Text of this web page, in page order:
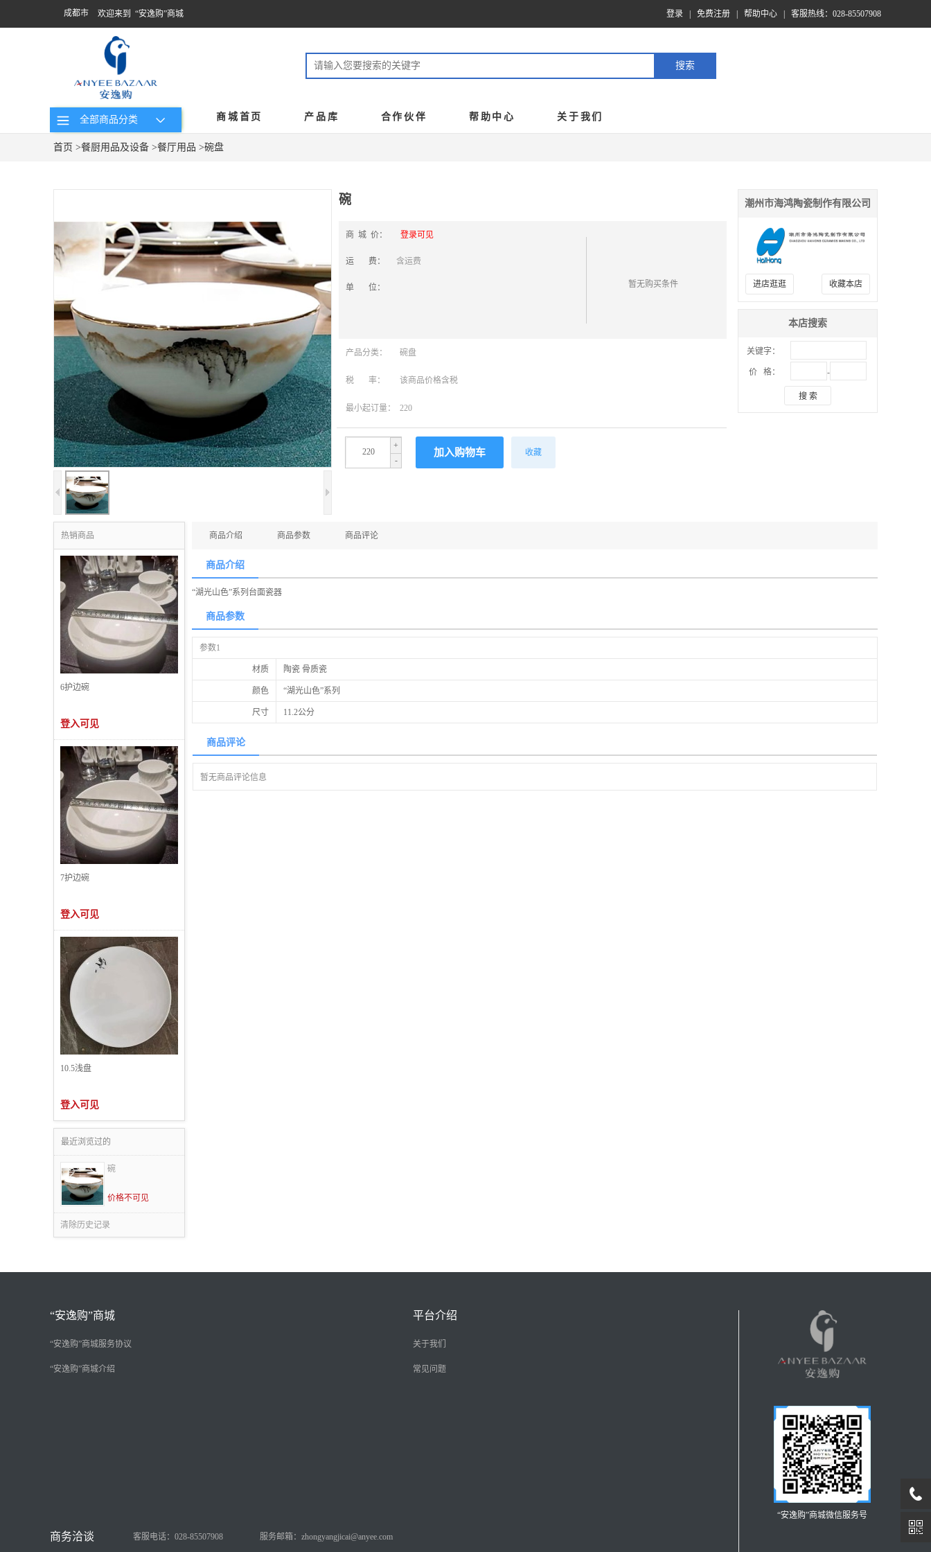
成都市 欢迎来到 “安逸购”商城 登录 免费注册 帮助中心 客服热线：028-85507908
全部商品分类 商城首页 产品库 合作伙伴 帮助中心 关于我们
首页 >餐厨用品及设备 >餐厅用品 >碗盘
碗
商 城 价： 登录可见
运 费： 含运费
单 位： 暂无购买条件
产品分类： 碗盘
税 率： 该商品价格含税
最小起订量： 220
-
+
收藏
潮州市海鸿陶瓷制作有限公司
进店逛逛 收藏本店
本店搜索
关键字：
价 格： -
搜 索
热销商品
6护边碗
登入可见
7护边碗
登入可见
10.5浅盘
登入可见
最近浏览过的
碗
价格不可见
清除历史记录
商品介绍 商品参数 商品评论
商品介绍
“湖光山色”系列台面瓷器
商品参数
参数1
材质 陶瓷 骨质瓷
颜色 “湖光山色”系列
尺寸 11.2公分
商品评论
暂无商品评论信息
“安逸购”商城
“安逸购”商城服务协议
“安逸购”商城介绍
平台介绍
关于我们
常见问题
“安逸购”商城微信服务号
客服电话：028-85507908 服务邮箱：zhongyangjicai@anyee.com